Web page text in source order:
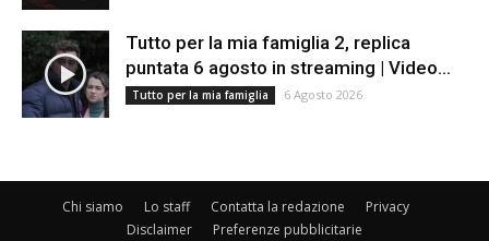
Tutto per la mia famiglia 2, replica
puntata 6 agosto in streaming | Video...
Tutto per la mia famiglia 6 Agosto 2026
Chi siamo Lo staff Contatta la redazione
Privacy
Disclaimer
Preferenze pubblicitarie